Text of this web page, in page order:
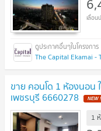
The Capital Ekamai -
ขาย คอนโด 1 ห้องนอน
เพชรบุรี 6660278 NEW !
1